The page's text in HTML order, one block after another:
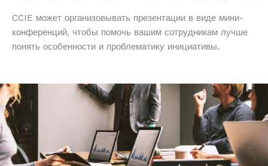
CCIE может организовывать презентации в виде мини-
конференций, чтобы помочь вашим сотрудникам лучше
понять особенности и проблематику инициативы.